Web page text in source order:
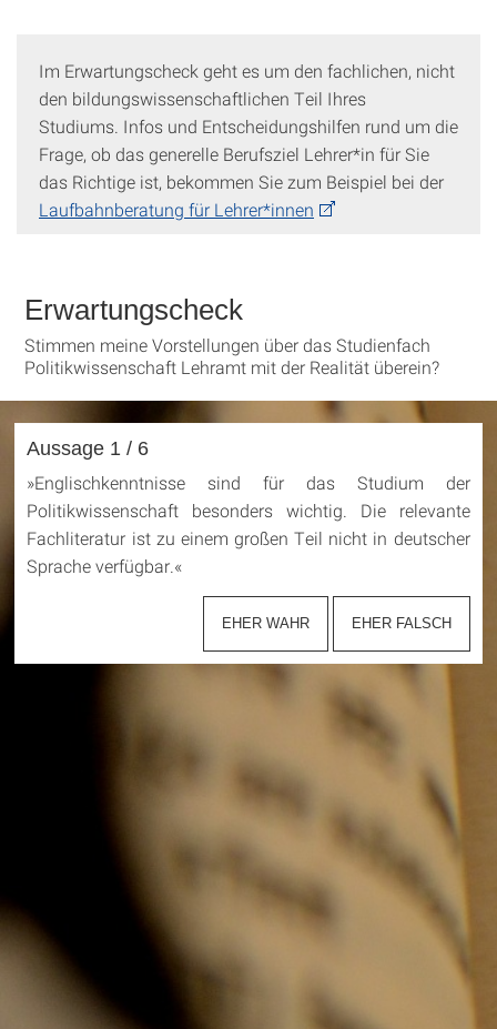
Im Erwartungscheck geht es um den fachlichen, nicht
den bildungswissenschaftlichen Teil Ihres
Studiums. Infos und Entscheidungshilfen rund um die
Frage, ob das generelle Berufsziel Lehrer*in für Sie
das Richtige ist, bekommen Sie zum Beispiel bei der
Laufbahnberatung für Lehrer*innen
Erwartungscheck
Stimmen meine Vorstellungen über das Studienfach
Politikwissenschaft Lehramt mit der Realität überein?
Aussage 1 / 6
»Englischkenntnisse sind für das Studium der
Politikwissenschaft besonders wichtig. Die relevante
Fachliteratur ist zu einem großen Teil nicht in deutscher
Sprache verfügbar. «
EHER WAHR EHER FALSCH